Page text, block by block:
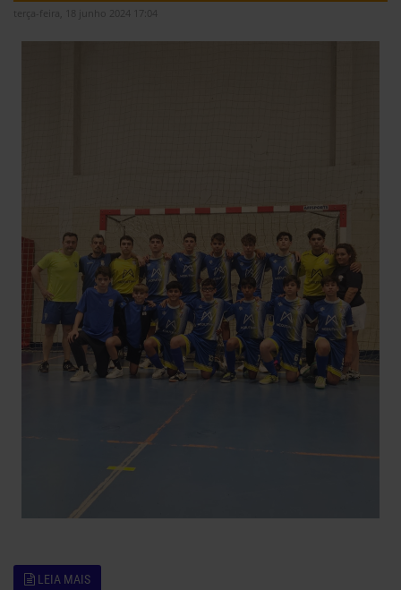
terça-feira, 18 junho 2024 17:04
LEIA MAIS